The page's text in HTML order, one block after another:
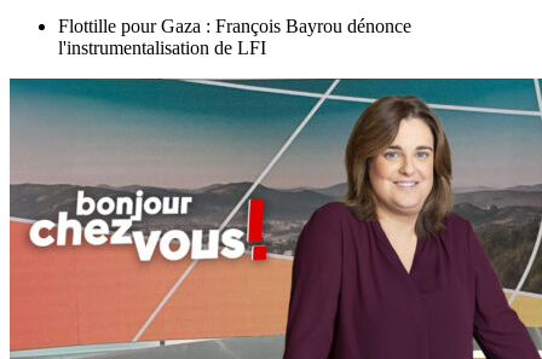
Flottille pour Gaza : François Bayrou dénonce
l'instrumentalisation de LFI